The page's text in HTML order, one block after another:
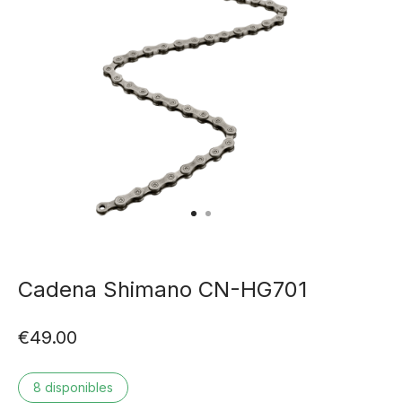
Cadena Shimano CN-HG701
€49.00
8 disponibles